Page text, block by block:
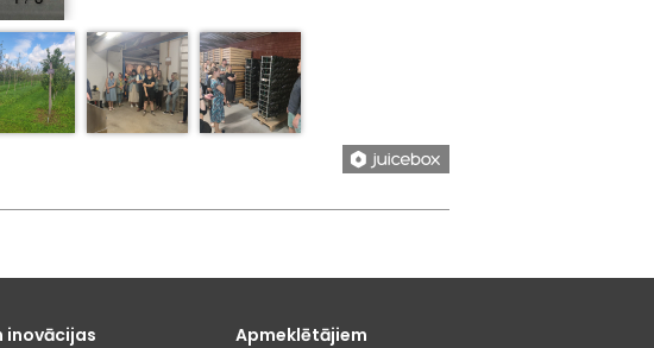
inovācijas Apmeklētājiem